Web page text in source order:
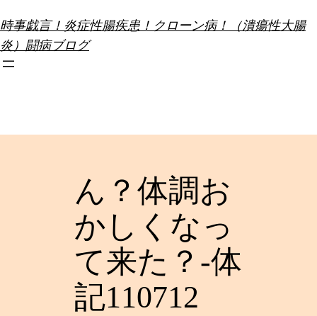
容
を
ス
時事戯言！炎症性腸疾患！クローン病！（潰瘍性大腸
炎）闘病ブログ
ん？体調お
かしくなっ
て来た？-体
記110712